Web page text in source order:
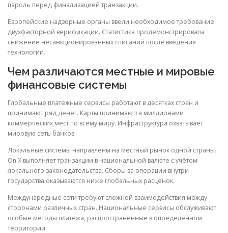
пароль перед финализацией транзакции.
Европейские надзорные органы ввели необходимое требование
двухфакторной верификации. Статистика продемонстрировала
снижение несанкционированных списаний после введения
технологии.
Чем различаются местные и мировые
финансовые системы
Глобальные платежные сервисы работают в десятках стран и
принимают ряд денег. Карты принимаются миллионами
коммерческих мест по всему миру. Инфраструктура охватывает
мировую сеть банков.
Локальные системы направлены на местный рынок одной страны.
On X выполняет транзакции в национальной валюте с учётом
локального законодательства. Сборы за операции внутри
государства оказываются ниже глобальных расценок.
Международные сети требуют сложной взаимодействия между
сторонами различных стран. Национальные сервисы обслуживают
особые методы платежа, распространённые в определённом
территории.